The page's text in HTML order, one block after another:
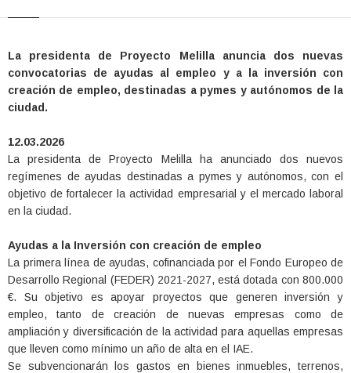
La presidenta de Proyecto Melilla anuncia dos nuevas
convocatorias de ayudas al empleo y a la inversión con
creación de empleo, destinadas a pymes y autónomos de la
ciudad.
12.03.2026
La presidenta de Proyecto Melilla ha anunciado dos nuevos
regímenes de ayudas destinadas a pymes y autónomos, con el
objetivo de fortalecer la actividad empresarial y el mercado laboral
en la ciudad.
Ayudas a la Inversión con creación de empleo
La primera línea de ayudas, cofinanciada por el Fondo Europeo de
Desarrollo Regional (FEDER) 2021-2027, está dotada con 800.000
€. Su objetivo es apoyar proyectos que generen inversión y
empleo, tanto de creación de nuevas empresas como de
ampliación y diversificación de la actividad para aquellas empresas
que lleven como mínimo un año de alta en el IAE.
Se subvencionarán los gastos en bienes inmuebles, terrenos,